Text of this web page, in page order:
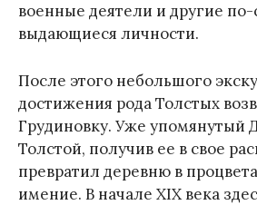
военные деятели и другие
выдающиеся личности.
После этого небольшого
достижения рода Толстых
Грудиновку. Уже упомянутый
Толстой, получив ее в свое
превратил деревню в
имение. В начале XIX века